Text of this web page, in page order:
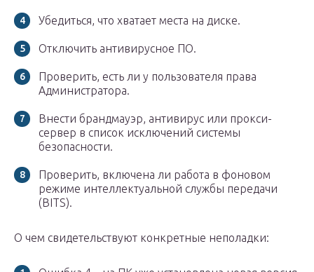
Убедиться, что хватает места на диске.
Отключить антивирусное ПО.
Проверить, есть ли у пользователя права
Администратора.
Внести брандмауэр, антивирус или прокси-
сервер в список исключений системы
безопасности.
Проверить, включена ли работа в фоновом
режиме интеллектуальной службы передачи
(BITS).
О чем свидетельствуют конкретные неполадки: